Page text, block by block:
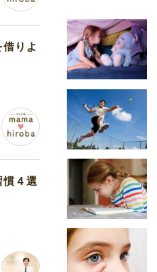
りよ
４選